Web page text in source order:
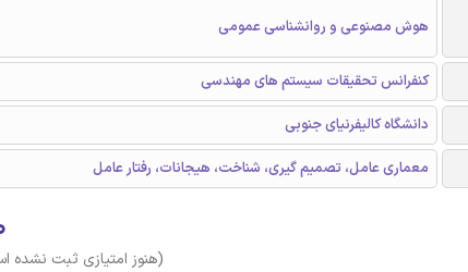
هوش مصنوعی و روانشناسی عمومی
کنفرانس تحقیقات سیستم های مهندسی
دانشگاه کالیفرنیای جنوبی
معماری عامل، تصمیم گیری، شناخت، هیجانات، رفتار عامل
(هنوز امتیازی ثبت نشده